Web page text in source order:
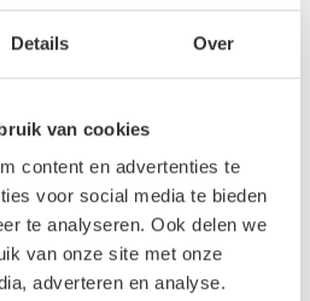
Details Over
van cookies
content en advertenties te
voor social media te bieden
te analyseren. Ook delen we
van onze site met onze
adverteren en analyse.
Vergelijkbare benamingen
matras zijn: Incontinentie
kunnen matrassen tot
matrassen zijn niet
kost 3-4 weken tijd. Voor onze